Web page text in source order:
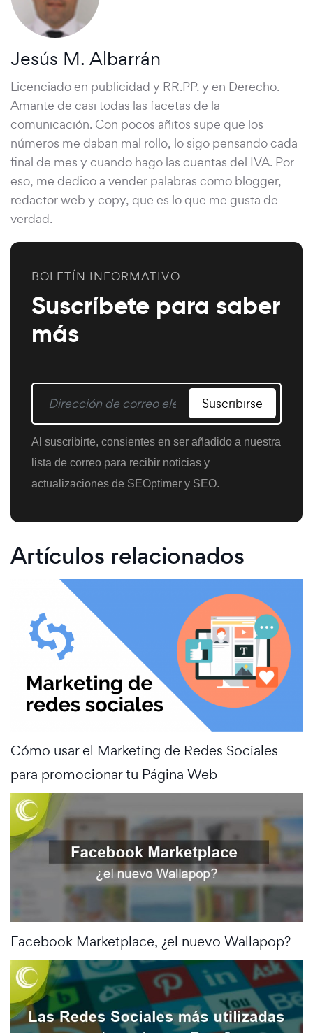
Jesús M. Albarrán
Licenciado en publicidad y RR.PP. y en Derecho.
Amante de casi todas las facetas de la
comunicación. Con pocos añitos supe que los
números me daban mal rollo, lo sigo pensando cada
final de mes y cuando hago las cuentas del IVA. Por
eso, me dedico a vender palabras como blogger,
redactor web y copy, que es lo que me gusta de
verdad.
BOLETÍN INFORMATIVO
Suscríbete para saber
más
Suscribirse
Al suscribirte, consientes en ser añadido a nuestra
lista de correo para recibir noticias y
actualizaciones de SEOptimer y SEO.
Artículos relacionados
Cómo usar el Marketing de Redes Sociales
para promocionar tu Página Web
Facebook Marketplace, ¿el nuevo Wallapop?